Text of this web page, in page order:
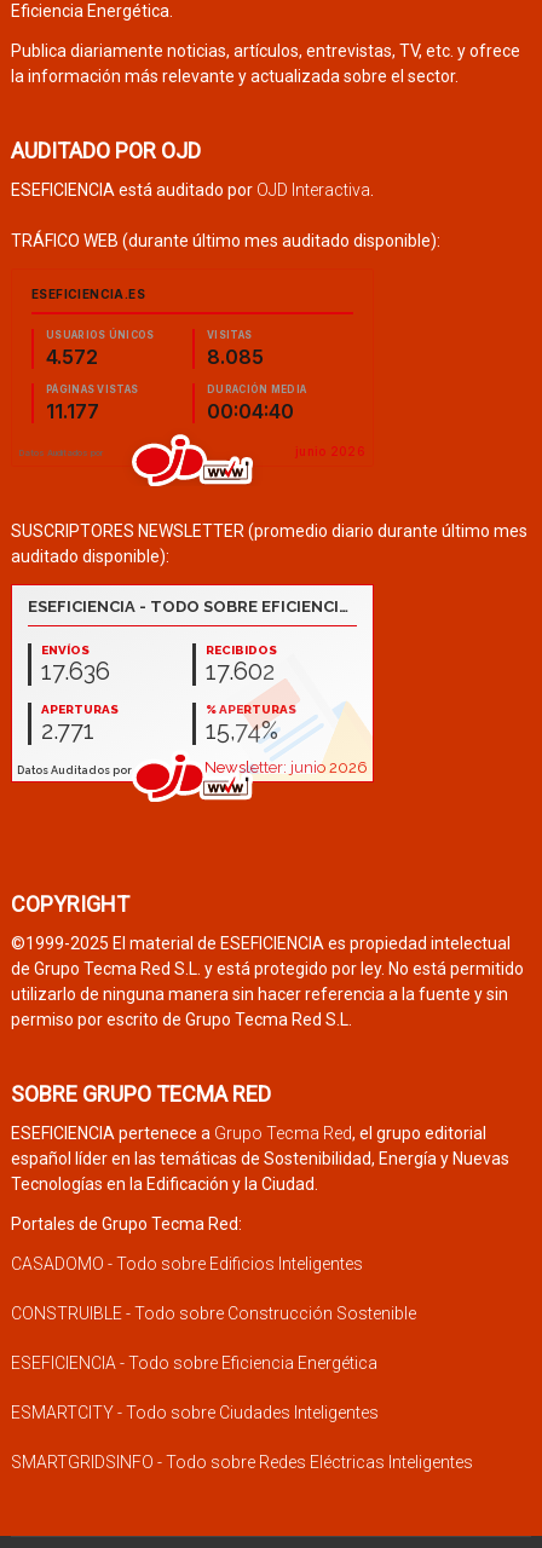
Eficiencia Energética.
Publica diariamente noticias, artículos, entrevistas, TV, etc. y ofrece
la información más relevante y actualizada sobre el sector.
AUDITADO POR OJD
ESEFICIENCIA está auditado por OJD Interactiva
TRÁFICO WEB (durante último mes auditado disponible):
SUSCRIPTORES NEWSLETTER (promedio diario durante último mes
auditado disponible):
COPYRIGHT
©1999-2025 El material de ESEFICIENCIA es propiedad intelectual
de Grupo Tecma Red S.L. y está protegido por ley. No está permitido
utilizarlo de ninguna manera sin hacer referencia a la fuente y sin
permiso por escrito de Grupo Tecma Red S.L.
SOBRE GRUPO TECMA RED
ESEFICIENCIA pertenece a Grupo Tecma Red, el grupo editorial
español líder en las temáticas de Sostenibilidad, Energía y Nuevas
Tecnologías en la Edificación y la Ciudad.
Portales de Grupo Tecma Red:
CASADOMO - Todo sobre Edificios Inteligentes
CONSTRUIBLE - Todo sobre Construcción Sostenible
ESEFICIENCIA - Todo sobre Eficiencia Energética
ESMARTCITY - Todo sobre Ciudades Inteligentes
SMARTGRIDSINFO - Todo sobre Redes Eléctricas Inteligentes